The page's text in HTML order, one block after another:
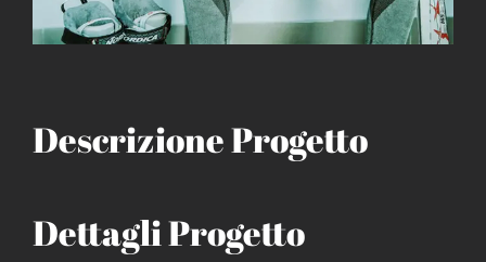
Descrizione Progetto
Dettagli Progetto